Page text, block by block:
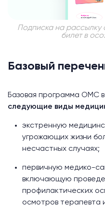
Подписка на рассылку
билет в
Базовый
Базовая программа ОМС в
следующие виды
экстренную
угрожающих жизни
несчастных случаях;
первичную медико-
включающую
профилактических
осмотров терапевта